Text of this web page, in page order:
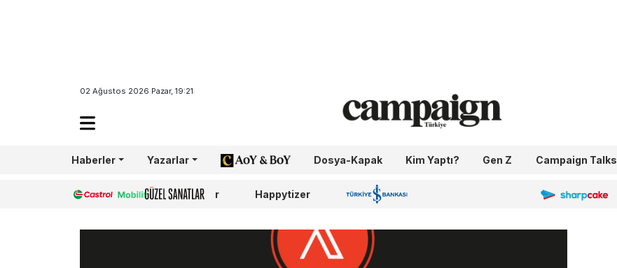
02 Ağustos 2026 Pazar, 19:21
Haberler Yazarlar AoY/BoY Dosya-Kapak Kim Yaptı? Gen Z Campaign Talks
Castrol Güzel Sanatlar Happytizer İş Bankası 100.Yıl Sharpcake